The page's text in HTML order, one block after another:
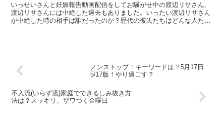
いっせいさんと妊娠報告動画配信をしてお騒がせ中の渡辺リサさん。
渡辺リサさんには中絶した過去もありました。いったい渡辺リサさん
が中絶した時の相手は誰だったのか？歴代の彼氏たちはどんな人たち
ノンストップ！キーワードは？5月17日
5/17版！やり過ごす？
不入流(いらず流)家庭でできるしみ抜き方
法は？スッキリ、ザワつく金曜日